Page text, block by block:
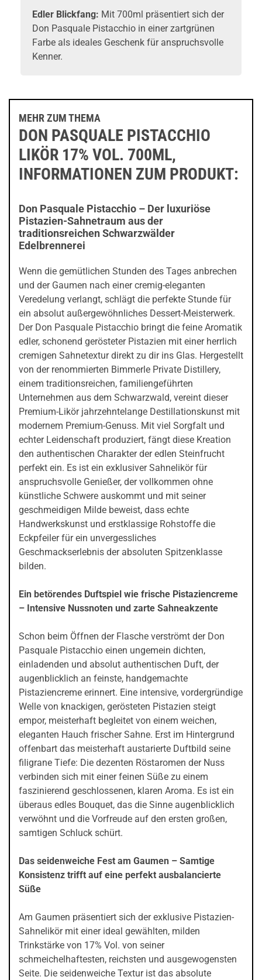
Edler Blickfang: Mit 700ml präsentiert sich der
Don Pasquale Pistacchio in einer zartgrünen
Farbe als ideales Geschenk für anspruchsvolle
Kenner.
MEHR ZUM THEMA
DON PASQUALE PISTACCHIO
LIKÖR 17% VOL. 700ML,
INFORMATIONEN ZUM PRODUKT:
Don Pasquale Pistacchio – Der luxuriöse
Pistazien-Sahnetraum aus der
traditionsreichen Schwarzwälder
Edelbrennerei
Wenn die gemütlichen Stunden des Tages anbrechen
und der Gaumen nach einer cremig-eleganten
Veredelung verlangt, schlägt die perfekte Stunde für
ein absolut außergewöhnliches Dessert-Meisterwerk.
Der Don Pasquale Pistacchio bringt die feine Aromatik
edler, schonend gerösteter Pistazien mit einer herrlich
cremigen Sahnetextur direkt zu dir ins Glas. Hergestellt
von der renommierten Bimmerle Private Distillery,
einem traditionsreichen, familiengeführten
Unternehmen aus dem Schwarzwald, vereint dieser
Premium-Likör jahrzehntelange Destillationskunst mit
modernem Premium-Genuss. Mit viel Sorgfalt und
echter Leidenschaft produziert, fängt diese Kreation
den authentischen Charakter der edlen Steinfrucht
perfekt ein. Es ist ein exklusiver Sahnelikör für
anspruchsvolle Genießer, der vollkommen ohne
künstliche Schwere auskommt und mit seiner
geschmeidigen Milde beweist, dass echte
Handwerkskunst und erstklassige Rohstoffe die
Eckpfeiler für ein unvergessliches
Geschmackserlebnis der absoluten Spitzenklasse
bilden.
Ein betörendes Duftspiel wie frische Pistaziencreme
– Intensive Nussnoten und zarte Sahneakzente
Schon beim Öffnen der Flasche verströmt der Don
Pasquale Pistacchio einen ungemein dichten,
einladenden und absolut authentischen Duft, der
augenblicklich an feinste, handgemachte
Pistaziencreme erinnert. Eine intensive, vordergründige
Welle von knackigen, gerösteten Pistazien steigt
empor, meisterhaft begleitet von einem weichen,
eleganten Hauch frischer Sahne. Erst im Hintergrund
offenbart das meisterhaft austarierte Duftbild seine
filigrane Tiefe: Die dezenten Röstaromen der Nuss
verbinden sich mit einer feinen Süße zu einem
faszinierend geschlossenen, klaren Aroma. Es ist ein
überaus edles Bouquet, das die Sinne augenblicklich
verwöhnt und die Vorfreude auf den ersten großen,
samtigen Schluck schürt.
Das seidenweiche Fest am Gaumen – Samtige
Konsistenz trifft auf eine perfekt ausbalancierte
Süße
Am Gaumen präsentiert sich der exklusive Pistazien-
Sahnelikör mit einer ideal gewählten, milden
Trinkstärke von 17% Vol. von seiner
schmeichelhaftesten, reichsten und ausgewogensten
Seite. Die seidenweiche Textur ist das absolute